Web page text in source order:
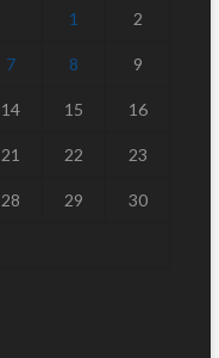
1 2
7 8 9
14 15 16
21 22 23
28 29 30